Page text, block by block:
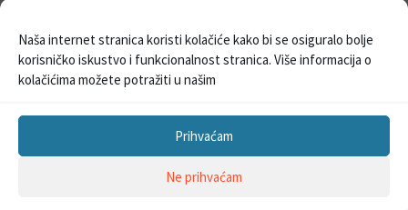
Naša internet stranica koristi kolačiće kako bi se osiguralo bolje
korisničko iskustvo i funkcionalnost stranica. Više informacija o
kolačićima možete potražiti u našim
Prihvaćam
Ne prihvaćam
Sva prava pridržana © 2021Prodaja balona i pribora za party| Izrada Web
stranica –WebProjekt